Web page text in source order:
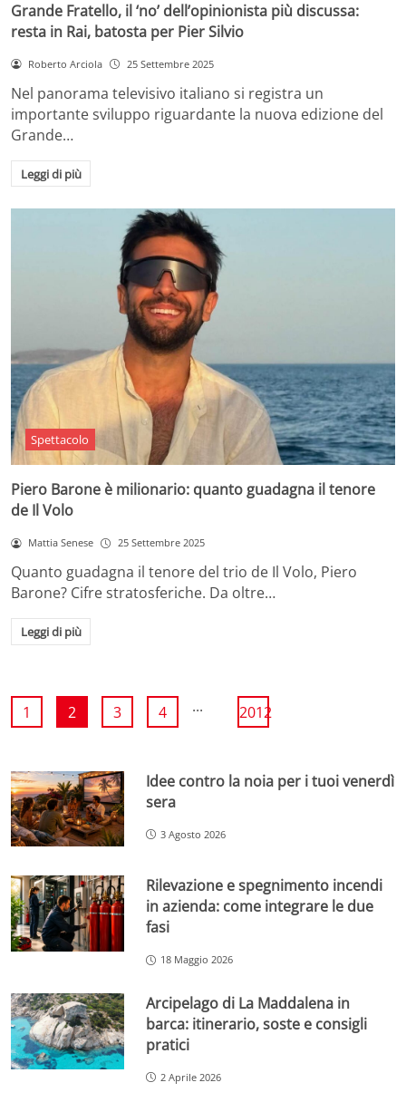
Grande Fratello, il ‘no’ dell’opinionista più discussa:
resta in Rai, batosta per Pier Silvio
Roberto Arciola 25 Settembre 2025
Nel panorama televisivo italiano si registra un
importante sviluppo riguardante la nuova edizione del
Grande…
Leggi di più
Spettacolo
Piero Barone è milionario: quanto guadagna il tenore
de Il Volo
Mattia Senese 25 Settembre 2025
Quanto guadagna il tenore del trio de Il Volo, Piero
Barone? Cifre stratosferiche. Da oltre…
Leggi di più
1 2 3 4 ... 2012
Idee contro la noia per i tuoi venerdì
sera
3 Agosto 2026
Rilevazione e spegnimento incendi
in azienda: come integrare le due
fasi
18 Maggio 2026
Arcipelago di La Maddalena in
barca: itinerario, soste e consigli
pratici
2 Aprile 2026